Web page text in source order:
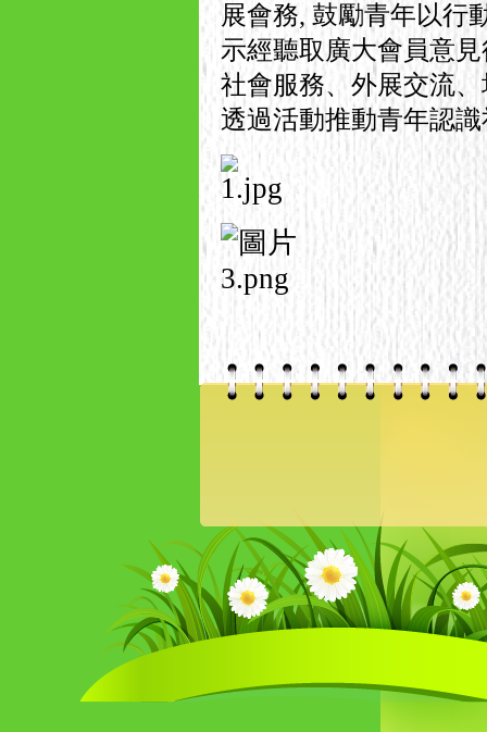
展會務, 鼓勵青年以行
示經聽取廣大會員意
社會服務、外展交流
透過活動推動青年認